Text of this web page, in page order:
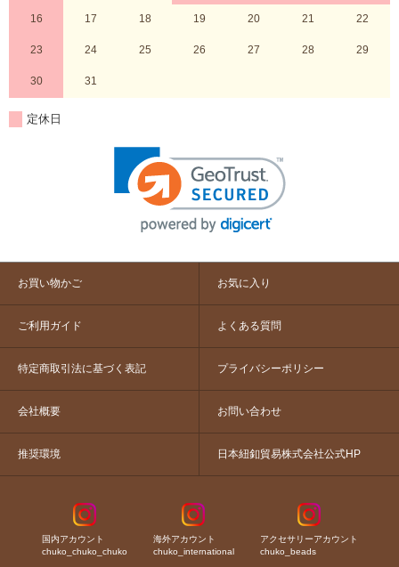
16 17 18 19 20 21 22
23 24 25 26 27 28 29
30 31
定休日
お買い物かご お気に入り
ご利用ガイド よくある質問
特定商取引法に基づく表記 プライバシーポリシー
会社概要 お問い合わせ
推奨環境 日本紐釦貿易株式会社公式HP
国内アカウント
chuko_chuko_chuko
海外アカウント
chuko_international
アクセサリーアカウント
chuko_beads